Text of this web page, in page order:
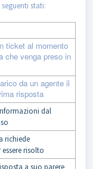
stati:
ticket al momento
che venga preso in
da un agente il
risposta
dal
richiede
risolto
a suo parere